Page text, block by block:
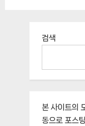
검색
본 사이트의
동으로 포스